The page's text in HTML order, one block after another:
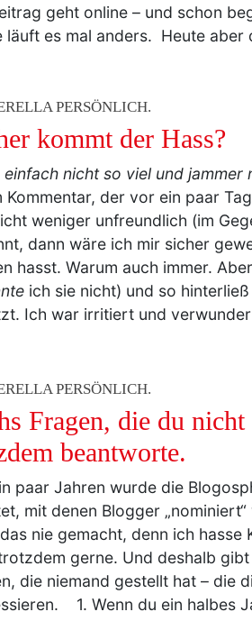
geht online – und schon
läuft es mal anders. Heute aber
PERSÖNLICH.
kommt der Hass?
einfach nicht so viel und jammer
Kommentar, der vor ein paar
weniger unfreundlich (im
dann wäre ich mir sicher
hasst. Warum auch immer.
ich sie nicht) und so
Ich war irritiert und
PERSÖNLICH.
Fragen, die du
beantworte.
paar Jahren wurde die
mit denen Blogger
nie gemacht, denn ich
gerne. Und deshalb
die niemand gestellt hat – die
1. Wenn du ein halbes